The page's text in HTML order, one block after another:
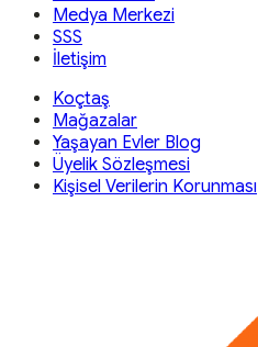
Medya Merkezi
SSS
İletişim
Koçtaş
Mağazalar
Yaşayan Evler Blog
Üyelik Sözleşmesi
Kişisel Verilerin Korunması